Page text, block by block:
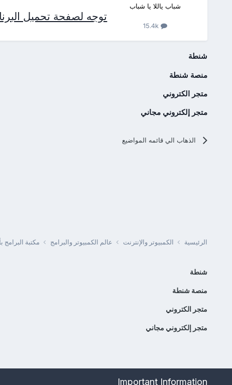
شباب ياللا يا شباب
15.4k
توجه لصفحة تحميل
شنطة
منصة شنطة
متجر الكتروني
متجر إلكتروني مجاني
الذهاب الي قائمه المواضيع
الرئيسية الكمبيوتر والإنترنت عالم الكمبيوتر والبرامج مكتبة
شنطة
منصة شنطة
متجر الكتروني
متجر إلكتروني مجاني
Important Information